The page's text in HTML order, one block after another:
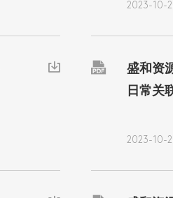
2023-10-
 
盛和资
日常关
2023-10-